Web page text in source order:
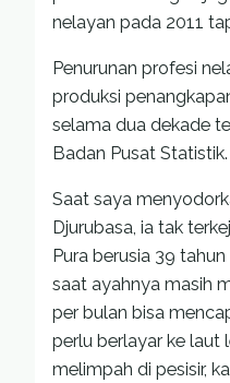
nelayan pada 2011
Penurunan profesi
produksi
selama dua dekade
Badan Pusat Statistik.
Saat saya
Djurubasa, ia tak
Pura berusia 39
saat ayahnya masih
per bulan bisa
perlu berlayar ke laut
melimpah di pesisir,